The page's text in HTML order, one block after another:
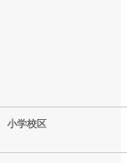
小学校区